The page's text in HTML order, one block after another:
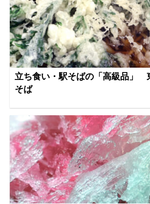
立ち食い・駅そばの「高級品」
そば